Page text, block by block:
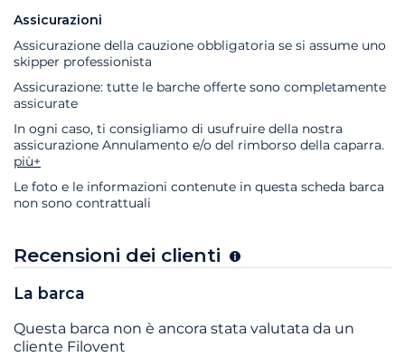
Assicurazioni
Assicurazione della cauzione obbligatoria se si assume uno
skipper professionista
Assicurazione: tutte le barche offerte sono completamente
assicurate
In ogni caso, ti consigliamo di usufruire della nostra
assicurazione Annulamento e/o del rimborso della caparra.
più+
Le foto e le informazioni contenute in questa scheda barca
non sono contrattuali
Recensioni dei clienti
La barca
Questa barca non è ancora stata valutata da un
cliente Filovent